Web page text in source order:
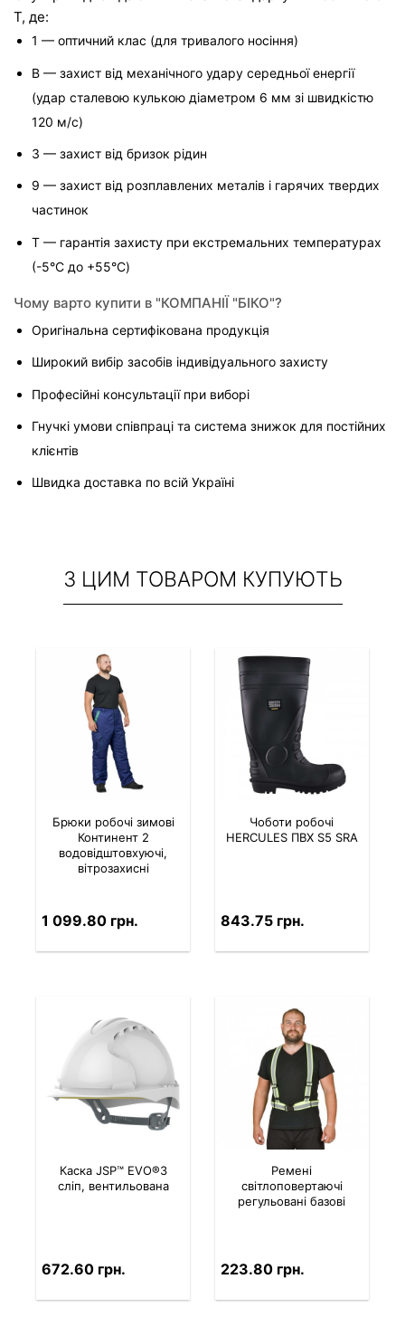
T, де:
1 — оптичний клас (для тривалого носіння)
B — захист від механічного удару середньої енергії
(удар сталевою кулькою діаметром 6 мм зі швидкістю
120 м/с)
3 — захист від бризок рідин
9 — захист від розплавлених металів і гарячих твердих
частинок
T — гарантія захисту при екстремальних температурах
(-5°C до +55°C)
Чому варто купити в "КОМПАНІЇ "БІКО"?
Оригінальна сертифікована продукція
Широкий вибір засобів індивідуального захисту
Професійні консультації при виборі
Гнучкі умови співпраці та система знижок для постійних
клієнтів
Швидка доставка по всій Україні
З ЦИМ ТОВАРОМ КУПУЮТЬ
Брюки робочі зимові
Континент 2
водовідштовхуючі,
вітрозахисні
1 099.80 грн.
Чоботи робочі
HERCULES ПВХ S5 SRA
843.75 грн.
Каска JSP™ EVO®3
сліп, вентильована
672.60 грн.
Ремені
світлоповертаючі
регульовані базові
223.80 грн.